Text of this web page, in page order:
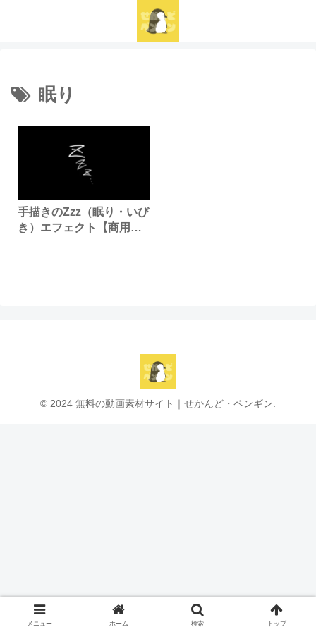
眠り
手描きのZzz（眠り・いび
き）エフェクト【商用利
© 2024 無料の動画素材サイト｜せかんど・ペンギン.
メニュー ホーム 検索 トップ